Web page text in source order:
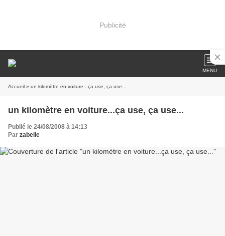
Publicité
MENU
Accueil » un kilomètre en voiture...ça use, ça use...
un kilomètre en voiture...ça use, ça use...
Publié le 24/08/2008 à 14:13
Par zabelle